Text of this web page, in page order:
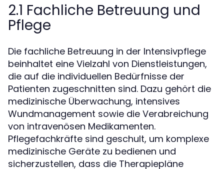
2.1 Fachliche Betreuung und
Pflege
Die fachliche Betreuung in der Intensivpflege
beinhaltet eine Vielzahl von Dienstleistungen,
die auf die individuellen Bedürfnisse der
Patienten zugeschnitten sind. Dazu gehört die
medizinische Überwachung, intensives
Wundmanagement sowie die Verabreichung
von intravenösen Medikamenten.
Pflegefachkräfte sind geschult, um komplexe
medizinische Geräte zu bedienen und
sicherzustellen, dass die Therapiepläne